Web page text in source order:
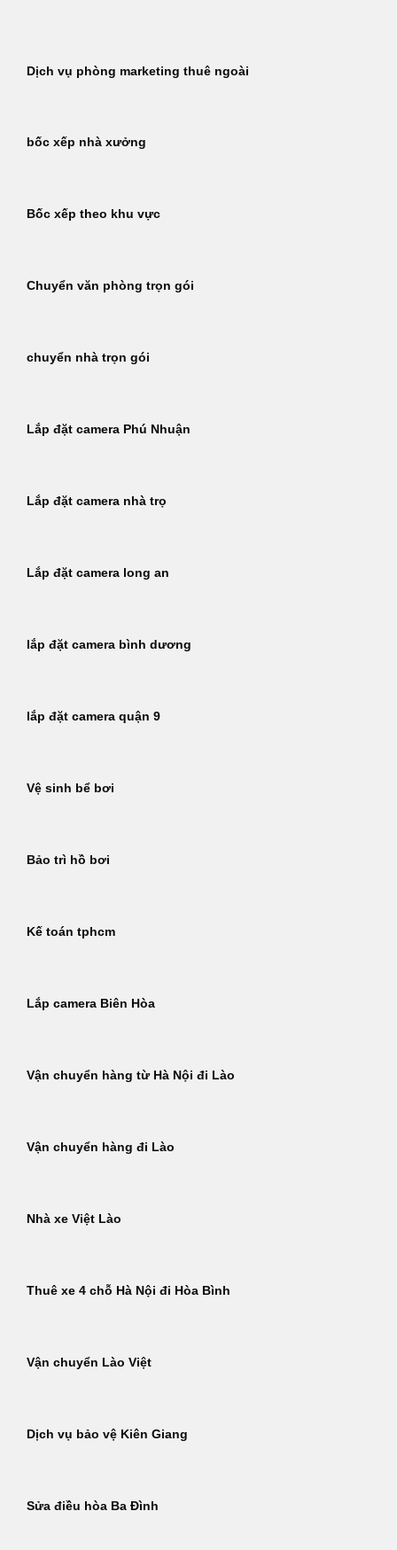
dungDịch vụ phòng marketing thuê ngoài
bốc xếp nhà xưởng
Bốc xếp theo khu vực
Chuyển văn phòng trọn gói
chuyển nhà trọn gói
Lắp đặt camera Phú Nhuận
Lắp đặt camera nhà trọ
Lắp đặt camera long an
lắp đặt camera bình dương
lắp đặt camera quận 9
Vệ sinh bể bơi
Bảo trì hồ bơi
Kế toán tphcm
Lắp camera Biên Hòa
Vận chuyển hàng từ Hà Nội đi Lào
Vận chuyển hàng đi Lào
Nhà xe Việt Lào
Thuê xe 4 chỗ Hà Nội đi Hòa Bình
Vận chuyển Lào Việt
Dịch vụ bảo vệ Kiên Giang
Sửa điều hòa Ba Đình